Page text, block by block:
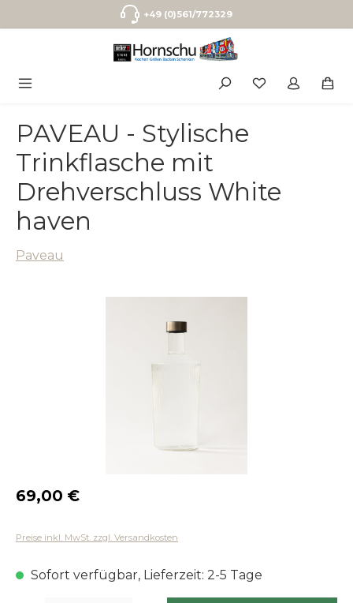
Zum Hauptinhalt springen+49 (0)561/772329
PAVEAU - Stylische
Trinkflasche mit
Drehverschluss White
haven
Paveau
Regulärer Preis:
69,00 €
Preise inkl. MwSt. zzgl. Versandkosten
Sofort verfügbar, Lieferzeit: 2-5 Tage